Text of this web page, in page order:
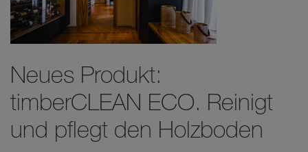
Neues Produkt:
timberCLEAN ECO. Reinigt
und pflegt den Holzboden